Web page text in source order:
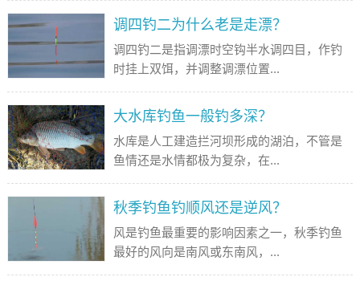
调四钓二为什么老是走漂？
调四钓二是指调漂时空钩半水调四目，作钓
时挂上双饵，并调整调漂位置...
大水库钓鱼一般钓多深？
水库是人工建造拦河坝形成的湖泊，不管是
鱼情还是水情都极为复杂，在...
秋季钓鱼钓顺风还是逆风？
风是钓鱼最重要的影响因素之一，秋季钓鱼
最好的风向是南风或东南风，...